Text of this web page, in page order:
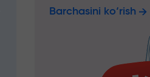
Barchasini ko‘rish